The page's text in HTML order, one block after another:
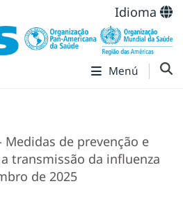
Idioma
Menú
de prevenção e
transmissão da influenza
de 2025